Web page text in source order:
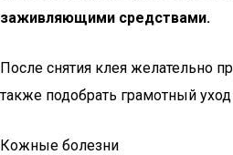
заживляющими средствами.
После снятия клея желательно
также подобрать грамотный
Кожные болезни